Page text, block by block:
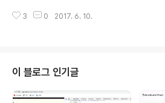
를 준다고 한다면, 인증된 사용자가 보낸 request
서나 접근 가능하게 할 수 있어야한다 이를 위한 라
wift 를 추천한다 ( 사용법도 매우 간단하고 안..
3 0 2017. 6. 10.
이 블로그 인기글